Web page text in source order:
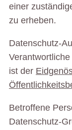
einer
zu erheben.
Datenschutz-
ist der
Betroffene
Datenschutz-